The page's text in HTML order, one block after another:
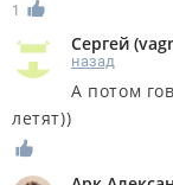
1
Сергей (
назад
А потом
летят))